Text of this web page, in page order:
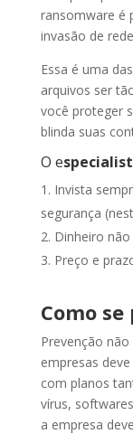
ransomware é
invasão de
Essa é uma
arquivos ser
você proteger
blinda suas
O e
Invista
segurança
Dinheiro
Preço e
Como
Prevenção
empresas
com planos
vírus,
a empresa